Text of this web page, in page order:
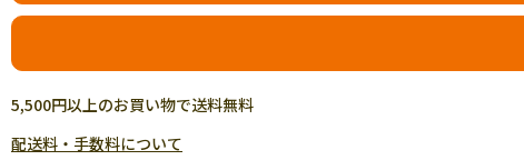
5,500円以上のお買い物で送料無料
配送料・手数料について